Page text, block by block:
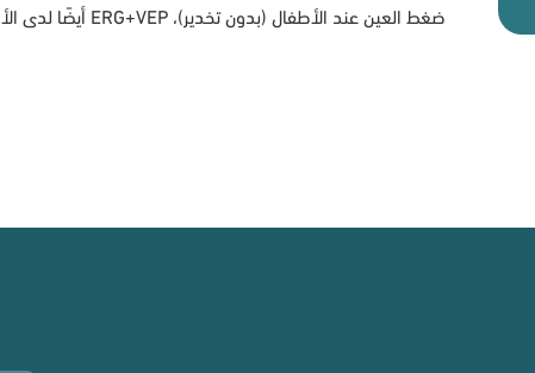
ضغط العين عند الأطفال (بدون تخدير)، ERG+VEP أيضًا لدى الأطفال (بدون تخدير)، بالإضافة لصور أخرى.